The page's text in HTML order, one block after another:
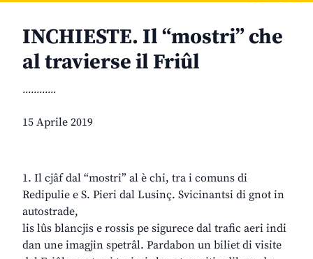
INCHIESTE. Il “mostri” che
al travierse il Friûl
............
15 Aprile 2019
1. Il cjâf dal “mostri” al è chi, tra i comuns di
Redipulie e S. Pieri dal Lusinç. Svicinantsi di gnot in
autostrade,
lis lûs blancjis e rossis pe sigurece dal trafic aeri indi
dan une imagjin spetrâl. Pardabon un biliet di visite